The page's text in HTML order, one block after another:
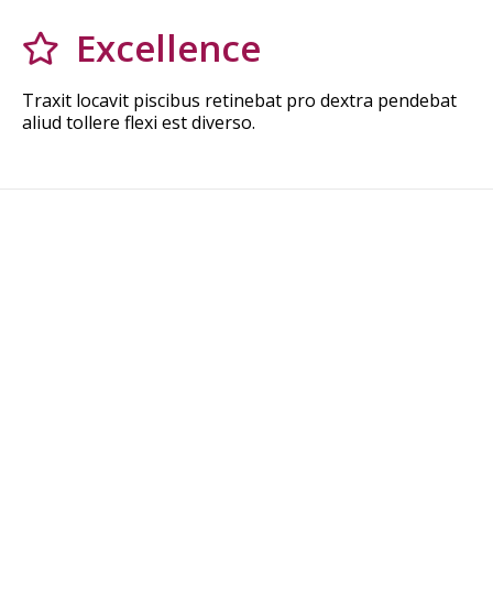
Excellence
Traxit locavit piscibus retinebat pro dextra pendebat
aliud tollere flexi est diverso.